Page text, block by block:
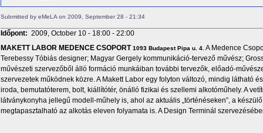
Submitted by eMeLA on 2009, September 28 - 21:34
Időpont: 2009, October 10 - 18:00- 22:00
MAKETT LABOR MEDENCE CSOPORT 1093 Budapest Pipa u. 4. A Medence
Terebessy Tóbiás designer; Magyar Gergely kommunikáció-tervező művész;
művészeti szervezőből álló formáció munkáiban további tervezők, előadó-
szervezetek működnek közre. A Makett Labor egy folyton változó, mindig látható
iroda, bemutatóterem, bolt, kiállítótér, önálló fizikai és szellemi alkotóműhely. A
látványkonyha jellegű modell-műhely is, ahol az aktuális „történéseken”, a
megtapasztalható az alkotás eleven folyamata is. A Design Terminál